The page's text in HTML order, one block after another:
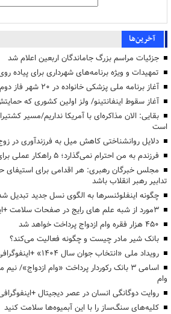
آخرین‌ها
جزئیات مراسم بزرگ جاماندگان اربعین اعلام شد
تمهیدات و ویژه برنامه‌های شهرداری برای پیاده
آغاز برنامه ملی پزشکی خانواده در ۲۰ شهر فاز دوم با حضور «پزشکیان»
آغاز سقوط اینفانتینو/ ولز اولین کشوری که
بقایی: الان مذاکره‌ای با آمریکا نداریم/مسیر
است
دلایل روانشناختی کاهش میل به فرزندآوری در
فرزندم به من احترام نمی‌گذارد؛ ۵ راهکار عملی برای معکوس کردن این رفتار
مجلس خبرگان رهبری: هر اقدامی برای استیفای
تدابیر رهبر انقلاب باشد
چگونه اینفلوئنسرها به الگوی نسل جدید تبدیل
3مورد از شبه علم های رایج در صفحات سلامت +اینفوگرافی
۴۵۰ هزار فقره وام ازدواج پرداخت خواهد شد
بانک شیر مادر چیست و چگونه فعالیت می‌کند؟
رویداد ملی «انتخاب جوان سال ۱۴۰۴» +اینفوگرافی
اسامی ۳ بانک رکوردار پرداخت «وام
وام
روایت دوگانگی انسان در عصر دیجیتال
کلیه‌های سنگ‌ساز را با این آبمیوه‌ها سلامت کنید